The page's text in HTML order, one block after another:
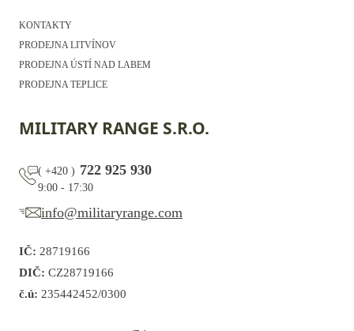
KONTAKTY
PRODEJNA LITVÍNOV
PRODEJNA ÚSTÍ NAD LABEM
PRODEJNA TEPLICE
MILITARY RANGE S.R.O.
( +420 ) 722 925 930
9:00 - 17:30
info@militaryrange.com
IČ: 28719166
DIČ: CZ28719166
č.ú: 235442452/0300